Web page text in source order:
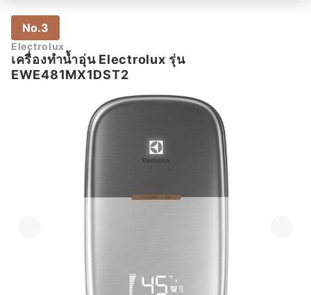
No.3
Electrolux
เครื่องทำน้ำอุ่น Electrolux รุ่น
EWE481MX1DST2